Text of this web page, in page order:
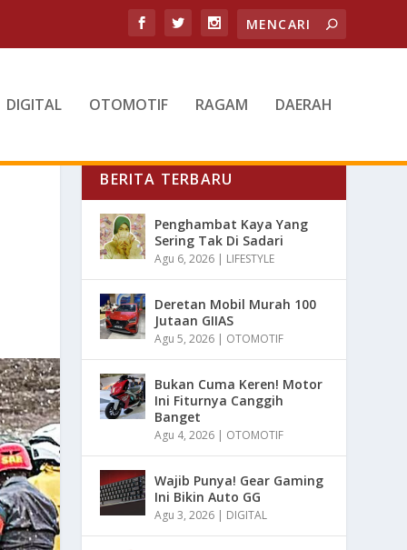
DIGITAL OTOMOTIF RAGAM DAERAH
BERITA TERBARU
Penghambat Kaya Yang
Sering Tak Di Sadari
Agu 6, 2026 | LIFESTYLE
Deretan Mobil Murah 100
Jutaan GIIAS
Agu 5, 2026 | OTOMOTIF
Bukan Cuma Keren! Motor
Ini Fiturnya Canggih
Banget
Agu 4, 2026 | OTOMOTIF
Wajib Punya! Gear Gaming
Ini Bikin Auto GG
Agu 3, 2026 | DIGITAL